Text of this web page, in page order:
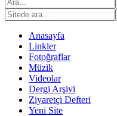
Anasayfa
Linkler
Fotoğraflar
Müzik
Videolar
Dergi Arşivi
Ziyaretçi Defteri
Yeni Site